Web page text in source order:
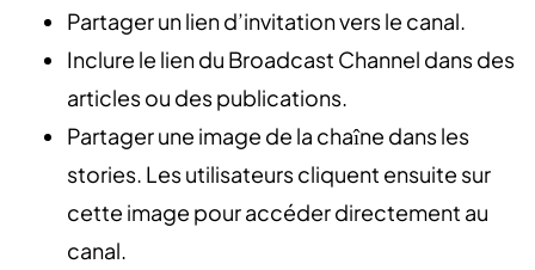
Partager un lien d’invitation vers le canal.
Inclure le lien du Broadcast Channel dans des
articles ou des publications.
Partager une image de la chaîne dans les
stories. Les utilisateurs cliquent ensuite sur
cette image pour accéder directement au
canal.